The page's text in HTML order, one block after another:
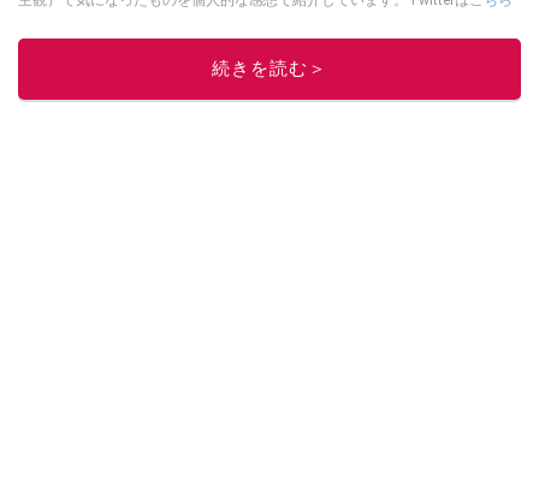
このイチオシストの他の記事を読む
続きを読む＞